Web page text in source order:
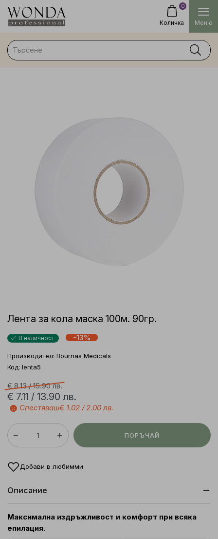
0
Количка Меню
Лента за кола маска 100м. 90гр.
В наличност -13%
Производител: Bournas Medicals
Код: lenta5
€ 7.11 / 13.90 лв.
€ 8.13 /15.90 лв.
☻ Спестяваш€ 1.02 /2.00 лв.
ПОРЪЧАЙ
Добави в любимми
Описание
Максимална издръжливост и комфорт при всяка
епилация.